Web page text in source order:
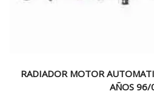
RADIADOR MOTOR
AÑOS 96/